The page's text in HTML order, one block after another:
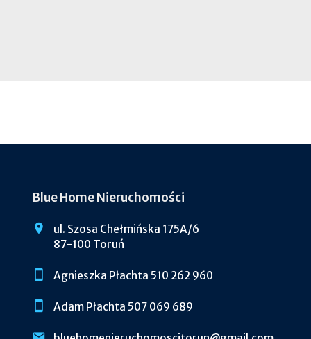
Blue Home Nieruchomości
ul. Szosa Chełmińska 175A/6
87-100 Toruń
Agnieszka Płachta 510 262 960
Adam Płachta 507 069 689